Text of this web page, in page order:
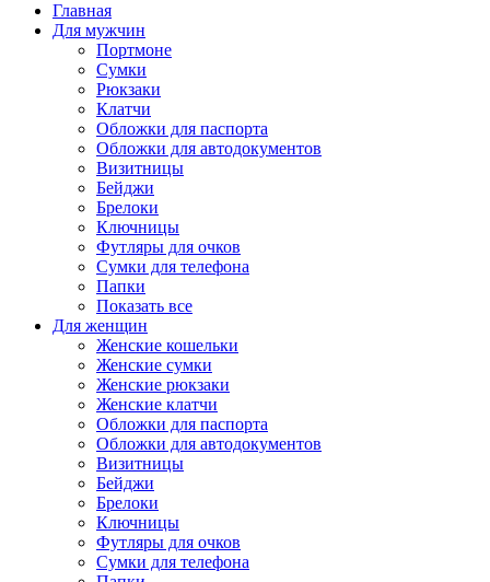
Главная
Для мужчин
Портмоне
Сумки
Рюкзаки
Клатчи
Обложки для паспорта
Обложки для автодокументов
Визитницы
Бейджи
Брелоки
Ключницы
Футляры для очков
Сумки для телефона
Папки
Показать все
Для женщин
Женские кошельки
Женские сумки
Женские рюкзаки
Женские клатчи
Обложки для паспорта
Обложки для автодокументов
Визитницы
Бейджи
Брелоки
Ключницы
Футляры для очков
Сумки для телефона